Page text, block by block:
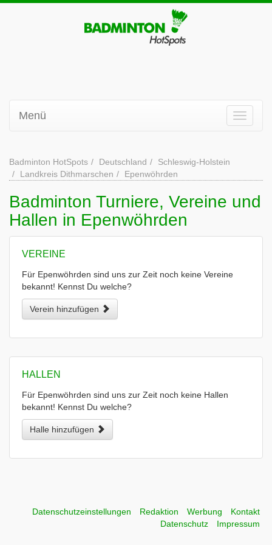
Menü
Badminton HotSpots Deutschland
Schleswig-Holstein
Landkreis Dithmarschen
Epenwöhrden
Badminton Turniere, Vereine und
Hallen in Epenwöhrden
VEREINE
Für Epenwöhrden sind uns zur Zeit noch keine Vereine
bekannt! Kennst Du welche?
Verein hinzufügen
HALLEN
Für Epenwöhrden sind uns zur Zeit noch keine Hallen
bekannt! Kennst Du welche?
Halle hinzufügen
Datenschutzeinstellungen Redaktion Werbung
Kontakt
Datenschutz
Impressum